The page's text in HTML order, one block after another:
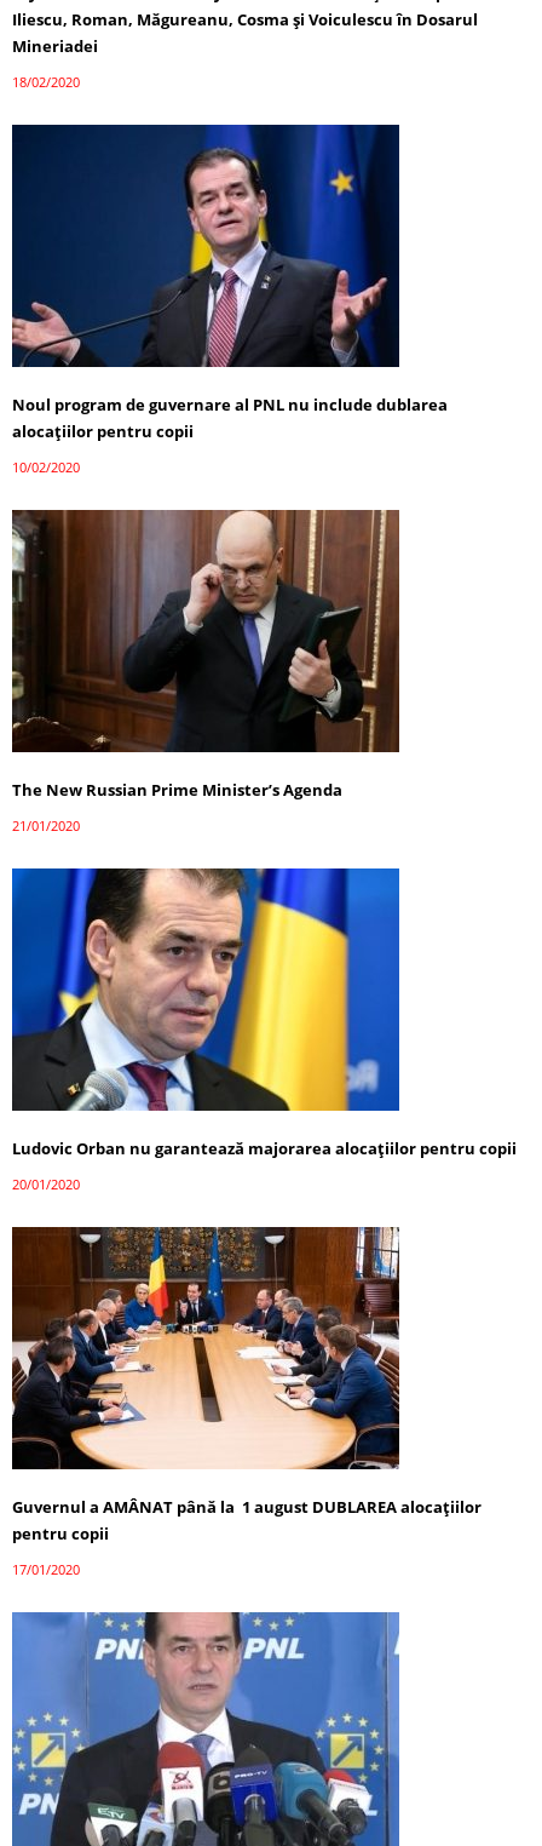
Iliescu, Roman, Măgureanu, Cosma şi Voiculescu în Dosarul
Mineriadei
18/02/2020
Noul program de guvernare al PNL nu include dublarea
alocațiilor pentru copii
10/02/2020
The New Russian Prime Minister’s Agenda
21/01/2020
Ludovic Orban nu garantează majorarea alocaţiilor pentru copii
20/01/2020
Guvernul a AMÂNAT până la 1 august DUBLAREA alocațiilor
pentru copii
17/01/2020